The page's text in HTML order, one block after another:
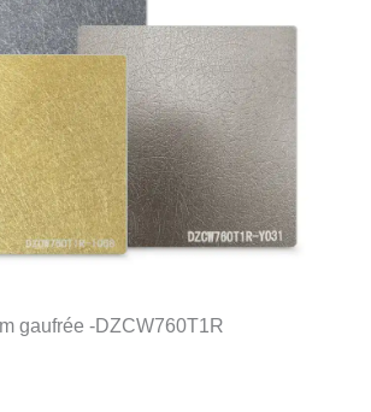
gaufrée -DZCW760T1R